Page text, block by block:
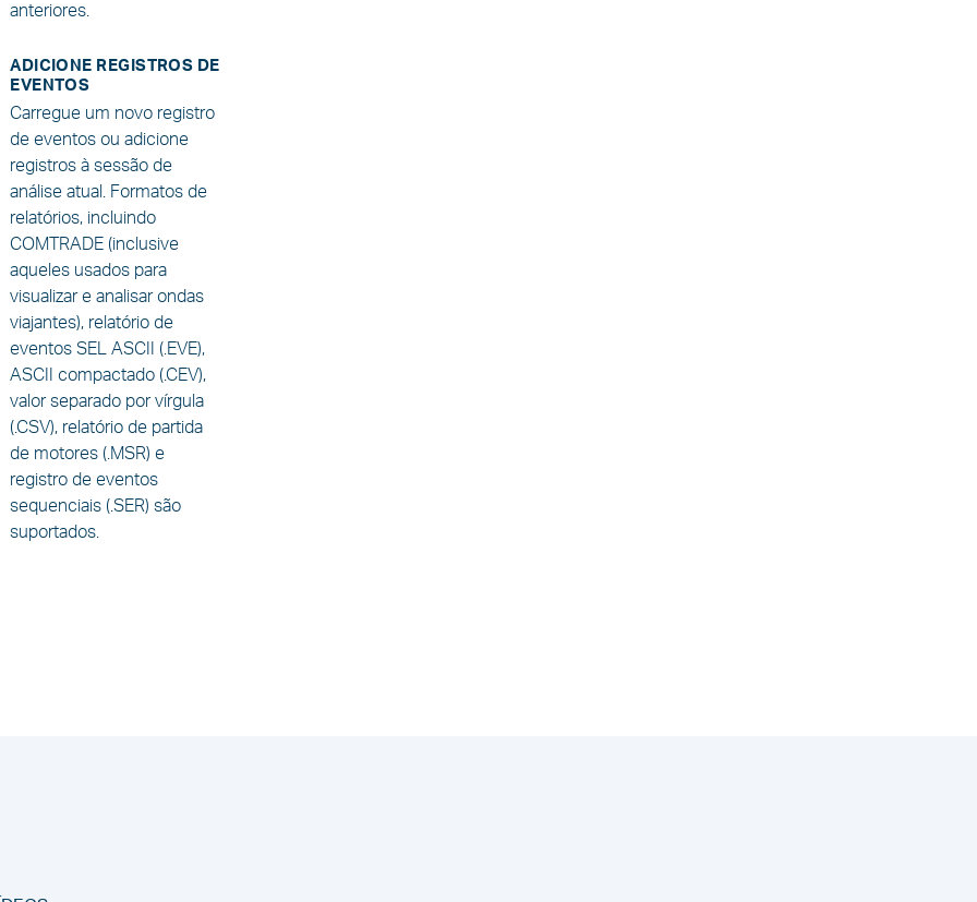
anteriores.
ADICIONE REGISTROS DE
EVENTOS
Carregue um novo registro
de eventos ou adicione
registros à sessão de
análise atual. Formatos de
relatórios, incluindo
COMTRADE (inclusive
aqueles usados para
visualizar e analisar ondas
viajantes), relatório de
eventos SEL ASCII (.EVE),
ASCII compactado (.CEV),
valor separado por vírgula
(.CSV), relatório de partida
de motores (.MSR) e
registro de eventos
sequenciais (.SER) são
suportados.